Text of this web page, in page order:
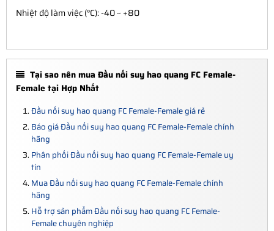
Nhiệt độ làm việc (°C): -40 ~ +80
Tại sao nên mua Đầu nối suy hao quang FC Female-
Female tại Hợp Nhất
Đầu nối suy hao quang FC Female-Female giá rẻ
Báo giá Đầu nối suy hao quang FC Female-Female chính
hãng
Phân phối Đầu nối suy hao quang FC Female-Female uy
tín
Mua Đầu nối suy hao quang FC Female-Female chính
hãng
Hỗ trợ sản phẩm Đầu nối suy hao quang FC Female-
Female chuyên nghiệp